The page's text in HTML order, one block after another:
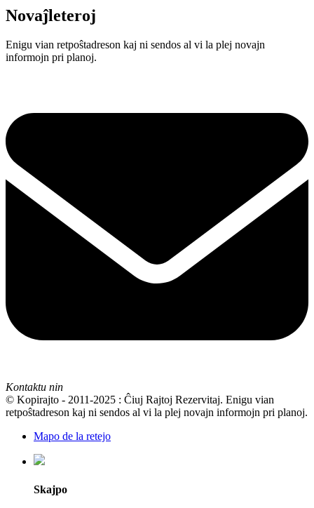
Novaĵleteroj
Enigu vian retpoŝtadreson kaj ni sendos al vi la plej novajn
informojn pri planoj.
Kontaktu nin
© Kopirajto - 2011-2025 : Ĉiuj Rajtoj Rezervitaj. Enigu vian
retpoŝtadreson kaj ni sendos al vi la plej novajn informojn pri planoj.
Mapo de la retejo
Skajpo